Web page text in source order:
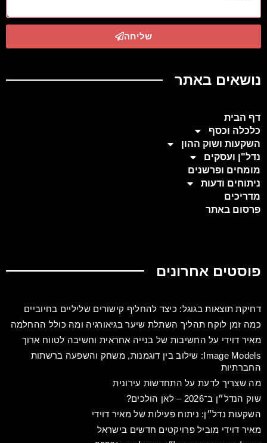
שליחה
נושאים באתר
דף הבית
כלכלה וכסף
השקעות ושוק ההון
נדל"ן ועסקים
מומחים ופרשנים
ניתוחים ודעות
מדריכים
פרסום באתר
פוסטים אחרונים
דחיקת תוצאות בגוגל: כיצד להחליף קישורים שליליים בחיוביים
כמה זמן לוקח תהליך השתלת שיער בגיאורגיה ומה כולל ההחלמה
מאיר דוידי על החשיבות של בנייה אחראית וחשיבה לטווח ארוך
Image Models: שילוב בין דוגמנות, משחק והשפעה ברשתות
החברתיות
מה שצריך לדעת על התחדשות עירונית
שוק הנדל״ן ב־2026 – לאן הולכים?
השקעות נדל״ן: ניתוח פעילות של מאיר דוידי
מאיר דוידי מוביל פרויקטים חדשים בישראל